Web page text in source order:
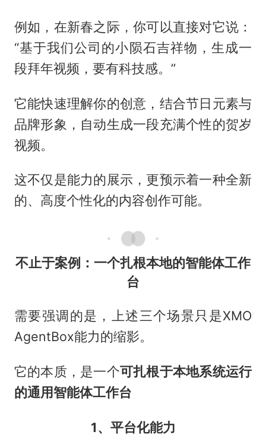
例如，在新春之际，你可以直接对它说：
“基于我们公司的小陨石吉祥物，生成一
段拜年视频，要有科技感。”
它能快速理解你的创意，结合节日元素与
品牌形象，自动生成一段充满个性的贺岁
视频。
这不仅是能力的展示，更预示着一种全新
的、高度个性化的内容创作可能。
不止于案例：一个扎根本地的智能体工作
台
需要强调的是，上述三个场景只是XMO
AgentBox能力的缩影。
它的本质，是一个可扎根于本地系统运行
的通用智能体工作台
1、平台化能力